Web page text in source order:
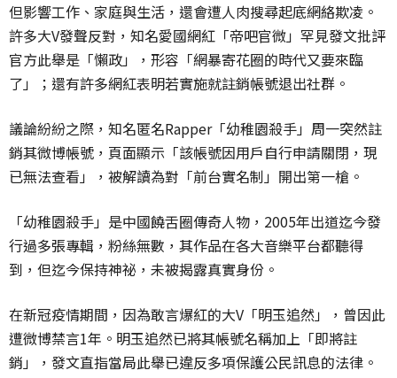
但影響工作、家庭與生活，還會遭人肉搜尋起底網絡欺凌。
許多大V發聲反對，知名愛國網紅「帝吧官微」罕見發文批評
官方此舉是「懶政」，形容「網暴寄花圈的時代又要來臨
了」；還有許多網紅表明若實施就註銷帳號退出社群。
議論紛紛之際，知名匿名Rapper「幼稚園殺手」周一突然註
銷其微博帳號，頁面顯示「該帳號因用戶自行申請關閉，現
已無法查看」，被解讀為對「前台實名制」開出第一槍。
「幼稚園殺手」是中國饒舌圈傳奇人物，2005年出道迄今發
行過多張專輯，粉絲無數，其作品在各大音樂平台都聽得
到，但迄今保持神祕，未被揭露真實身份。
在新冠疫情期間，因為敢言爆紅的大V「明玉追然」，曾因此
遭微博禁言1年。明玉追然已將其帳號名稱加上「即將註
銷」，發文直指當局此舉已違反多項保護公民訊息的法律。